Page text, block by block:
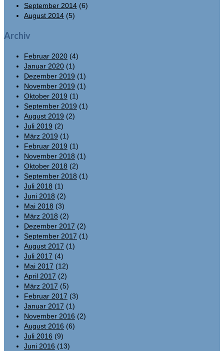
September 2014 (6)
August 2014 (5)
Archiv
Februar 2020 (4)
Januar 2020 (1)
Dezember 2019 (1)
November 2019 (1)
Oktober 2019 (1)
September 2019 (1)
August 2019 (2)
Juli 2019 (2)
März 2019 (1)
Februar 2019 (1)
November 2018 (1)
Oktober 2018 (2)
September 2018 (1)
Juli 2018 (1)
Juni 2018 (2)
Mai 2018 (3)
März 2018 (2)
Dezember 2017 (2)
September 2017 (1)
August 2017 (1)
Juli 2017 (4)
Mai 2017 (12)
April 2017 (2)
März 2017 (5)
Februar 2017 (3)
Januar 2017 (1)
November 2016 (2)
August 2016 (6)
Juli 2016 (9)
Juni 2016 (13)